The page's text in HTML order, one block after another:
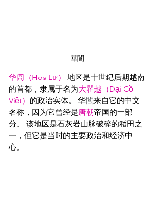
華閭
华闾（Hoa Lư）
地区是十世纪后期越南
的首都，隶属于名为大瞿越（Đại Cồ
Việt） 的政治实体。 华閭来自它的中文
名称，因为它曾经是唐朝帝国的一部
分。 该地区是石灰岩山脉破碎的稻田之
一，但它是当时的主要政治和经济中
心。